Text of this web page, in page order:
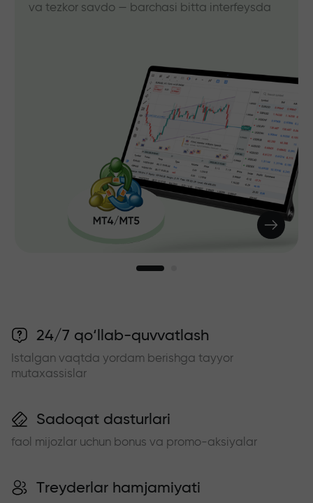
va tezkor savdo — barchasi bitta interfeysda
24/7 qo‘llab-quvvatlash
Istalgan vaqtda yordam berishga tayyor
mutaxassislar
Sadoqat dasturlari
faol mijozlar uchun bonus va promo-aksiyalar
Treyderlar hamjamiyati